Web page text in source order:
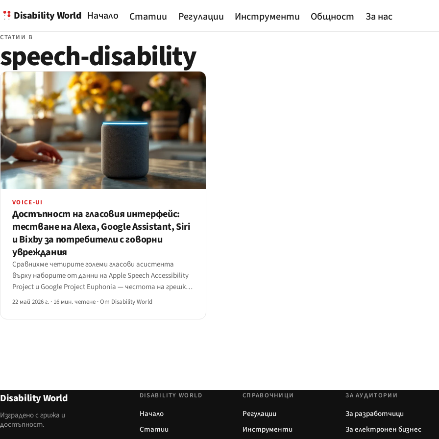
Disability World Начало Статии Регулации Инструменти Общност За нас
СТАТИИ В
speech-disability
VOICE-UI
Достъпност на гласовия интерфейс:
тестване на Alexa, Google Assistant, Siri
и Bixby за потребители с говорни
увреждания
Сравнихме четирите големи гласови асистента
върху наборите от данни на Apple Speech Accessibility
Project и Google Project Euphonia — честота на грешки
в думите и разпознаване на намерението по говорно
персонализация и какво следва да доставят
22 май 2026 г. · 16 мин. четене ·От Disability World
Disability World
Изградено с грижа и
достъпност.
DISABILITY WORLD
Начало
Статии
СПРАВОЧНИЦИ
Регулации
Инструменти
ЗА АУДИТОРИИ
За разработчици
За електронен бизнес